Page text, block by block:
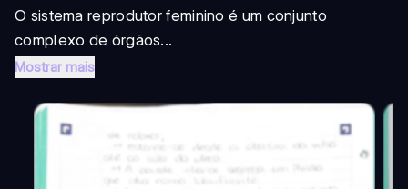
O sistema reprodutor feminino é um conjunto
complexo de órgãos...
Mostrar mais